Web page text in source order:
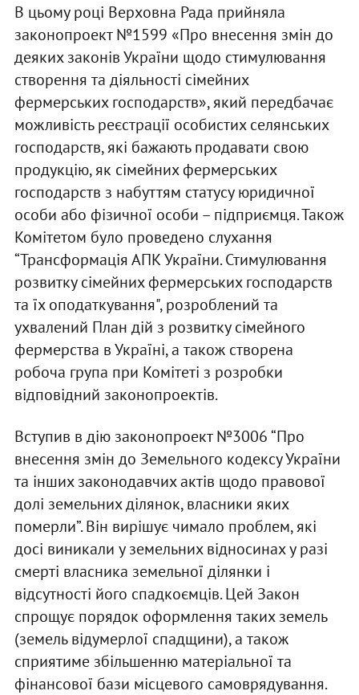
В цьому році Верховна Рада прийняла
законопроект №1599 «Про внесення змін до
деяких законів України щодо стимулювання
створення та діяльності сімейних
фермерських господарств», який передбачає
можливість реєстрації особистих селянських
господарств, які бажають продавати свою
продукцію, як сімейних фермерських
господарств з набуттям статусу юридичної
особи або фізичної особи – підприємця. Також
Комітетом було проведено слухання
“Трансформація АПК України. Стимулювання
розвитку сімейних фермерських господарств
та їх оподаткування", розроблений та
ухвалений План дій з розвитку сімейного
фермерства в Україні, а також створена
робоча група при Комітеті з розробки
відповідний законопроектів.
Вступив в дію законопроект №3006 “Про
внесення змін до Земельного кодексу України
та інших законодавчих актів щодо правової
долі земельних ділянок, власники яких
померли”. Він вирішує чимало проблем, які
досі виникали у земельних відносинах у разі
смерті власника земельної ділянки і
відсутності його спадкоємців. Цей Закон
спрощує порядок оформлення таких земель
(земель відумерлої спадщини), а також
сприятиме збільшенню матеріальної та
фінансової бази місцевого самоврядування.